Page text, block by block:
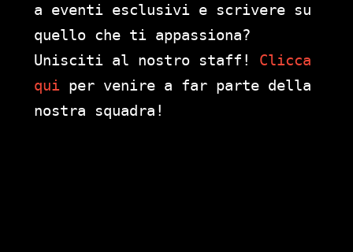
a eventi esclusivi e scrivere su
quello che ti appassiona?
Unisciti al nostro staff! Clicca
qui per venire a far parte della
nostra squadra!